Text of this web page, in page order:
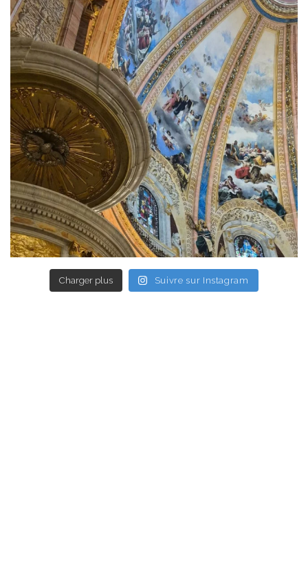
Charger plus Suivre sur Instagram